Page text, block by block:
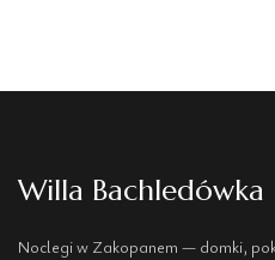
Willa Bachledówka
Noclegi w Zakopanem — domki,